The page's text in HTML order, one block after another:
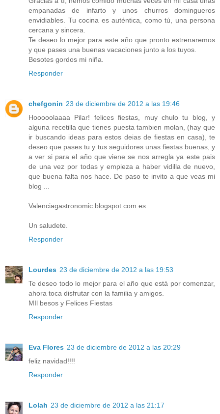
empanadas de infarto y unos churros domingueros
envidiables. Tu cocina es auténtica, como tú, una persona
cercana y sincera.
Te deseo lo mejor para este año que pronto estrenaremos
y que pases una buenas vacaciones junto a los tuyos.
Besotes gordos mi niña.
Responder
chefgonin 23 de diciembre de 2012 a las 19:46
Hooooolaaaa Pilar! felices fiestas, muy chulo tu blog, y
alguna recetilla que tienes puesta tambien molan, (hay que
ir buscando ideas para estos deias de fiestas en casa), te
deseo que pases tu y tus seguidores unas fiestas buenas, y
a ver si para el año que viene se nos arregla ya este pais
de una vez por todas y empieza a haber vidilla de nuevo,
que buena falta nos hace. De paso te invito a que veas mi
blog ...
Valenciagastronomic.blogspot.com.es
Un saludete.
Responder
Lourdes 23 de diciembre de 2012 a las 19:53
Te deseo todo lo mejor para el año que está por comenzar,
ahora toca disfrutar con la familia y amigos.
MIl besos y Felices Fiestas
Responder
Eva Flores 23 de diciembre de 2012 a las 20:29
feliz navidad!!!!
Responder
Lolah 23 de diciembre de 2012 a las 21:17